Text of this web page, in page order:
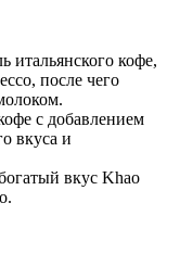
итальянского кофе,
после чего
с добавлением
вкуса и
вкус Khao